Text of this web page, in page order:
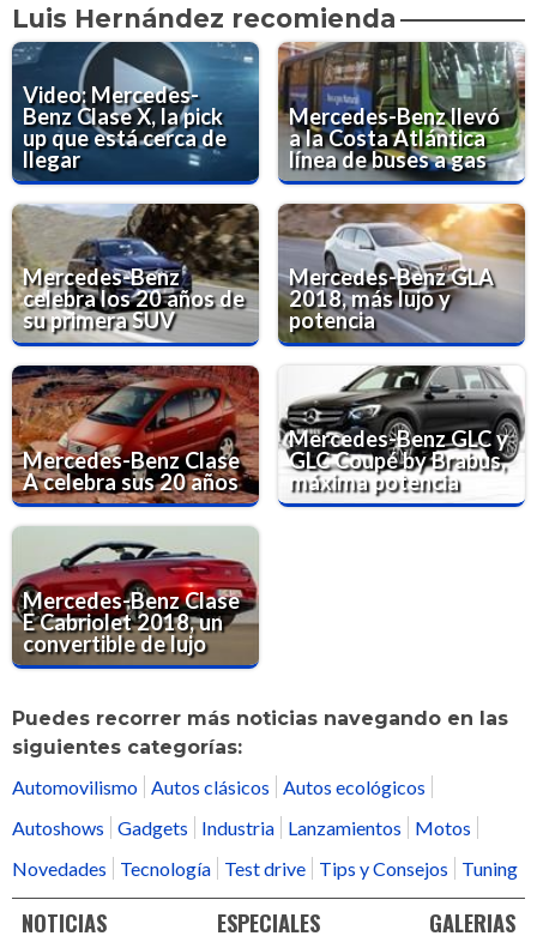
Luis Hernández recomienda
Video: Mercedes-
Benz Clase X, la pick
up que está cerca de
llegar
Mercedes-Benz llevó
a la Costa Atlántica
línea de buses a gas
Mercedes-Benz
celebra los 20 años de
su primera SUV
Mercedes-Benz GLA
2018, más lujo y
potencia
Mercedes-Benz Clase
A celebra sus 20 años
Mercedes-Benz GLC y
GLC Coupé by Brabus,
máxima potencia
Mercedes-Benz Clase
E Cabriolet 2018, un
convertible de lujo
Puedes recorrer más noticias navegando en las
siguientes categorías:
Automovilismo Autos clásicos
Autos ecológicos
Autoshows
Gadgets Industria Lanzamientos
Motos
Novedades
Tecnología Test drive Tips y Consejos Tuning
NOTICIAS ESPECIALES GALERIAS